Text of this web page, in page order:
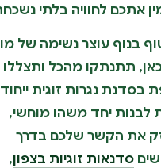
אתכם לחוויה בלתי
בנוף עוצר נשימה של
תתנתקו מהכל ותצללו
נגרות זוגית
לבנות יחד משהו מוחשי,
את הקשר שלכם בדרך
סדנאות זוגיות בצפון,